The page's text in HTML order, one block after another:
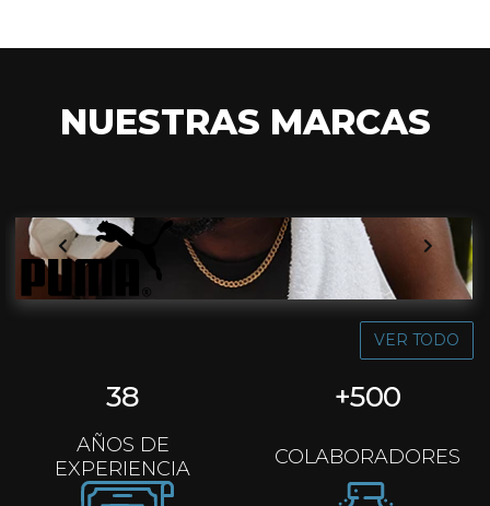
NUESTRAS MARCAS
VER TODO
38
AÑOS DE
EXPERIENCIA
+500
COLABORADORES